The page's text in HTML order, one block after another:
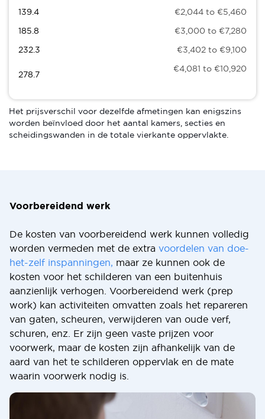
139.4
€2,044 to €5,460
185.8
€3,000 to €7,280
232.3
€3,402 to €9,100
278.7
€4,081 to €10,920
Het prijsverschil voor dezelfde afmetingen kan enigszins
worden beïnvloed door het aantal kamers, secties en
scheidingswanden in de totale vierkante oppervlakte.
Voorbereidend werk
De kosten van voorbereidend werk kunnen volledig
worden vermeden met de extra voordelen van doe-
het-zelf inspanningen, maar ze kunnen ook de
kosten voor het schilderen van een buitenhuis
aanzienlijk verhogen. Voorbereidend werk (prep
work) kan activiteiten omvatten zoals het repareren
van gaten, scheuren, verwijderen van oude verf,
schuren, enz. Er zijn geen vaste prijzen voor
voorwerk, maar de kosten zijn afhankelijk van de
aard van het te schilderen oppervlak en de mate
waarin voorwerk nodig is.